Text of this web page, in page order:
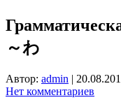
～わ
Автор: admin |
Нет комментариев